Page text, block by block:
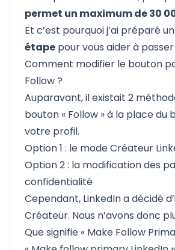
permet un maximum de 30
Et c’est pourquoi j’ai préparé un
étape pour vous aider à
Comment modifier le bouton
Follow ?
Auparavant, il existait 2
bouton « Follow » à la place du
votre profil.
Option 1 : le mode Créateur
Option 2 : la modification des
confidentialité
Cependant, LinkedIn a décidé
Créateur. Nous n’avons donc
Que signifie « Make Follow